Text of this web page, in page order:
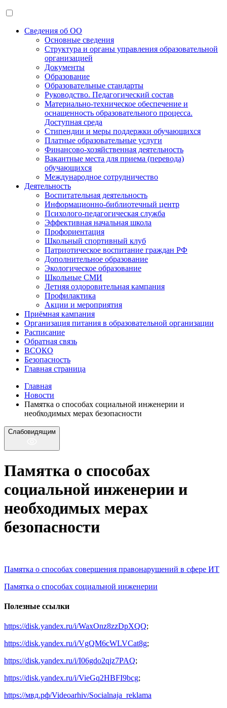
Сведения об ОО
Основные сведения
Структура и органы управления образовательной
организацией
Документы
Образование
Образовательные стандарты
Руководство. Педагогический состав
Материально-техническое обеспечение и
оснащенность образовательного процесса.
Доступная среда
Стипендии и меры поддержки обучающихся
Платные образовательные услуги
Финансово-хозяйственная деятельность
Вакантные места для приема (перевода)
обучающихся
Международное сотрудничество
Деятельность
Воспитательная деятельность
Информационно-библиотечный центр
Психолого-педагогическая служба
Эффективная начальная школа
Профориентация
Школьный спортивный клуб
Патриотическое воспитание граждан РФ
Дополнительное образование
Экологическое образование
Школьные СМИ
Летняя оздоровительная кампания
Профилактика
Акции и мероприятия
Приёмная кампания
Организация питания в образовательной организации
Расписание
Обратная связь
ВСОКО
Безопасность
Главная страница
Главная
Новости
Памятка о способах социальной инженерии и
необходимых мерах безопасности
Слабовидящим
Памятка о способах
социальной инженерии и
необходимых мерах
безопасности
Памятка о способах совершения правонарушений в сфере ИТ
Памятка о способах социальной инженерии
Полезные ссылки
https://disk.yandex.ru/i/WaxOnz8zzDpXQQ;
https://disk.yandex.ru/i/VgQM6cWLVCat8g;
https://disk.yandex.ru/i/I06gdo2qjz7PAQ;
https://disk.yandex.ru/i/VieGq2HBFI9bcg;
https://мвд.рф/Videoarhiv/Socialnaja_reklama